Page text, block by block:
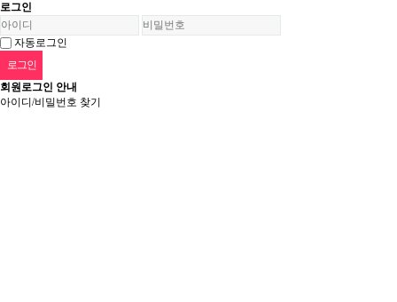
로그인
자동로그인
로그인
회원로그인 안내
아이디/비밀번호 찾기